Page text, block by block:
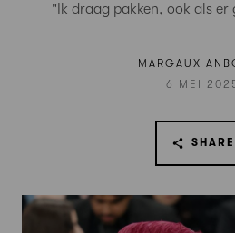
"Ik draag pakken, ook als er
MARGAUX
6 MEI
SHARE